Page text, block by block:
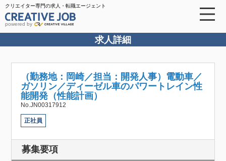
クリエイター専門の求人・転職エージェント
powered by
求人詳細
（勤務地：岡崎／担当：開発人事）電動車／
ガソリン／ディーゼル車のパワートレイン性
能開発（性能計画）
No.JN00317912
正社員
募集要項